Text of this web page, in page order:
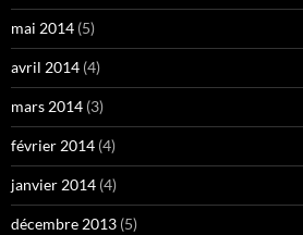
mai 2014 (5)
avril 2014 (4)
mars 2014 (3)
février 2014 (4)
janvier 2014 (4)
décembre 2013 (5)